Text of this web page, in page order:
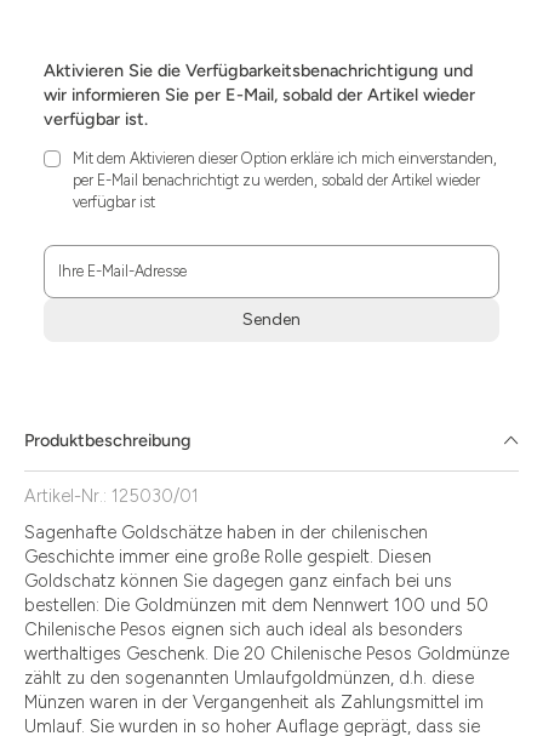
Aktivieren Sie die Verfügbarkeitsbenachrichtigung und
wir informieren Sie per E-Mail, sobald der Artikel wieder
verfügbar ist.
Mit dem Aktivieren dieser Option erkläre ich mich einverstanden,
per E-Mail benachrichtigt zu werden, sobald der Artikel wieder
verfügbar ist
Ihre E-Mail-Adresse
Senden
die
Zustimmung
aktivieren.
Produktbeschreibung
Artikel-Nr.: 125030/01
Sagenhafte Goldschätze haben in der chilenischen
Geschichte immer eine große Rolle gespielt. Diesen
Goldschatz können Sie dagegen ganz einfach bei uns
bestellen: Die Goldmünzen mit dem Nennwert 100 und 50
Chilenische Pesos eignen sich auch ideal als besonders
werthaltiges Geschenk. Die 20 Chilenische Pesos Goldmünze
zählt zu den sogenannten Umlaufgoldmünzen, d.h. diese
Münzen waren in der Vergangenheit als Zahlungsmittel im
Umlauf. Sie wurden in so hoher Auflage geprägt, dass sie